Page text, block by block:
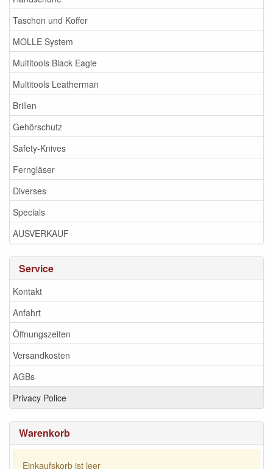
Taschen und Koffer
MOLLE System
Multitools Black Eagle
Multitools Leatherman
Brillen
Gehörschutz
Safety-Knives
Ferngläser
Diverses
Specials
AUSVERKAUF
Service
Kontakt
Anfahrt
Öffnungszeiten
Versandkosten
AGBs
Privacy Police
Warenkorb
Einkaufskorb ist leer